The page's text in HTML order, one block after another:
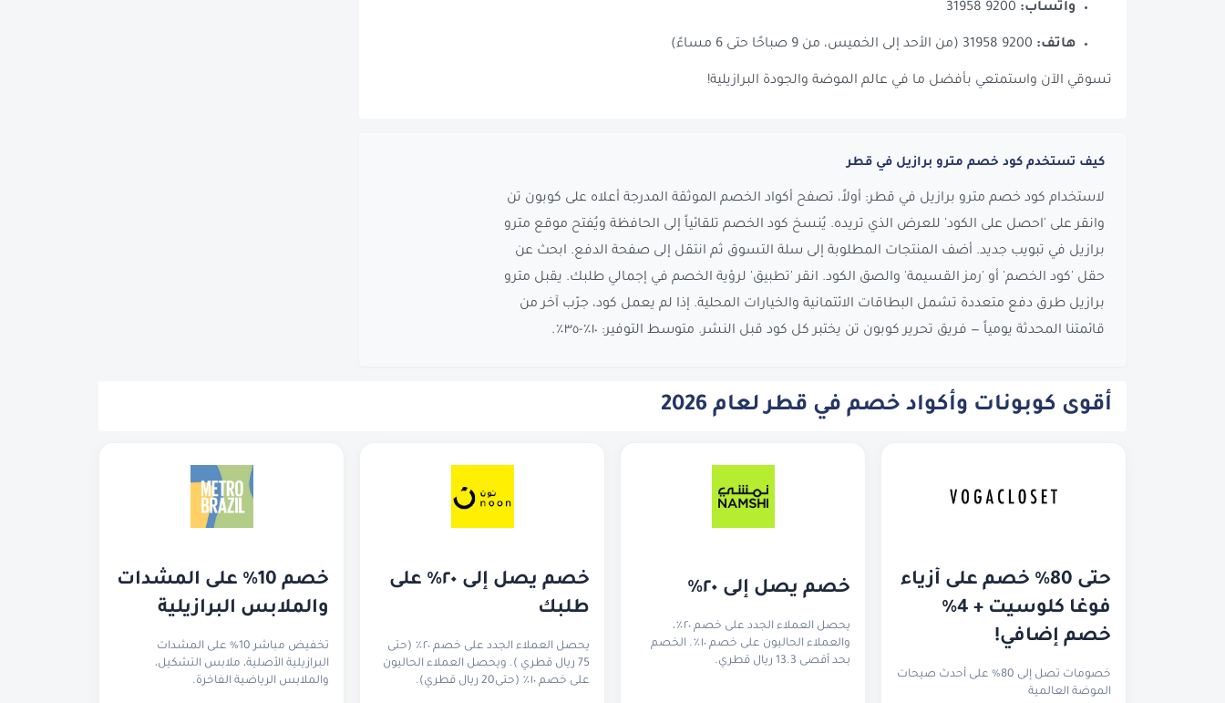
واتساب:
هاتف:
تسوقي الآن واستمتعي بأفضل ما في عالم الموضة والجودة البرازيلية!
كيف تستخدم كود خصم مترو برازيل في قطر
لاستخدام كود خصم مترو برازيل في قطر: أولاً، تصفح أكواد الخصم الموثقة المدرجة أعلاه على كوبون تن
وانقر على 'احصل على الكود' للعرض الذي تريده. يُنسخ كود الخصم تلقائياً إلى الحافظة ويُفتح موقع مترو
برازيل في تبويب جديد. أضف المنتجات المطلوبة إلى سلة التسوق ثم انتقل إلى صفحة الدفع. ابحث عن
حقل 'كود الخصم' أو 'رمز القسيمة' والصق الكود. انقر 'تطبيق' لرؤية الخصم في إجمالي طلبك. يقبل مترو
برازيل طرق دفع متعددة تشمل البطاقات الائتمانية والخيارات المحلية. إذا لم يعمل كود، جرّب آخر من
قائمتنا المحدثة يومياً — فريق تحرير كوبون تن يختبر كل كود قبل النشر. متوسط التوفير: ١٠٪-٣٥٪.
أقوى كوبونات وأكواد خصم في قطر لعام 2026
خصم إضافي!
خصومات تصل إلى 80% على أحدث صيحات
الموضة العالمية
خصم يصل إلى ٢٠٪
يحصل العملاء الجدد على خصم ٢٠٪،
والعملاء الحاليون على خصم ١٠٪. الخصم
بحد أقصى 13.3 ريال قطري.
طلبك
يحصل العملاء الجدد على خصم ٢٠٪ (حتى
75 ريال قطري ). ويحصل العملاء الحاليون
على خصم ١٠٪ (حتى20 ريال قطري).
والملابس البرازيلية
تخفيض مباشر 10% على المشدات
البرازيلية الأصلية، ملابس التشكيل،
والملابس الرياضية الفاخرة.